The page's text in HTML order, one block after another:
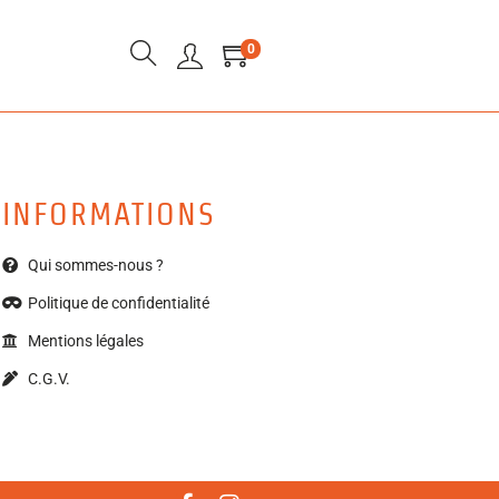
0
INFORMATIONS
Qui sommes-nous ?
Politique de confidentialité
Mentions légales
C.G.V.